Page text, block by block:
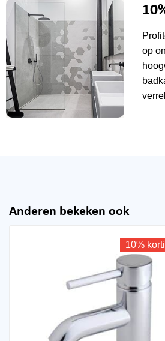
op
Anderen bekeken ook
10%